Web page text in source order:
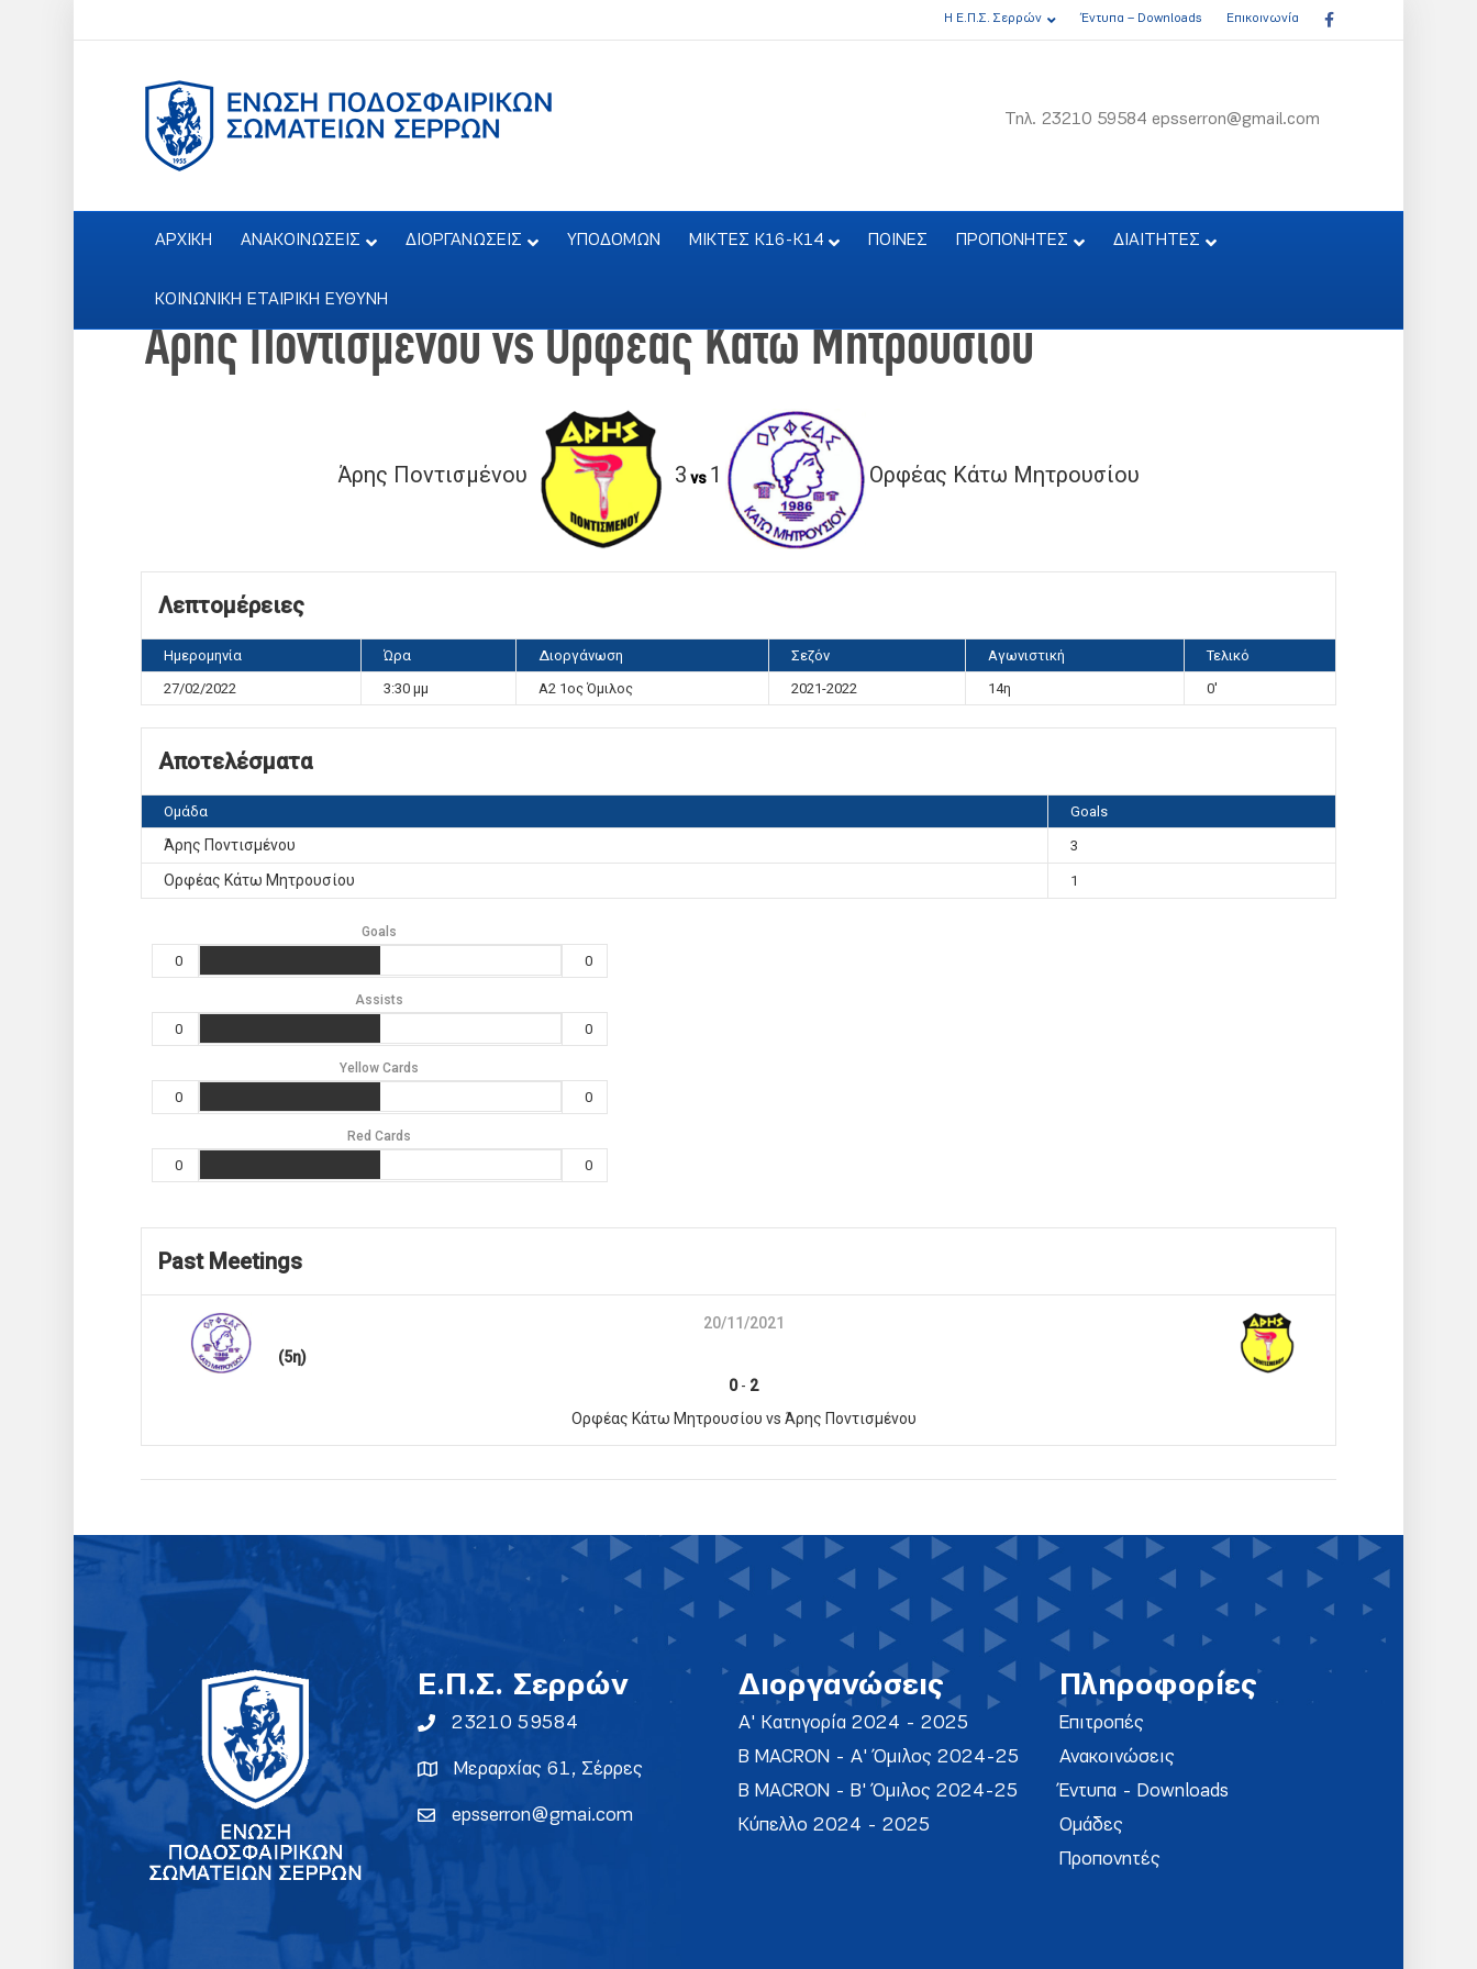
Η Ε.Π.Σ. Σερρών Έντυπα – Downloads Επικοινωνία Facebook
Τηλ. 23210 59584 epsserron@gmail.com
ΑΡΧΙΚΗ ΑΝΑΚΟΙΝΩΣΕΙΣ ΔΙΟΡΓΑΝΩΣΕΙΣ ΥΠΟΔΟΜΩΝ ΜΙΚΤΕΣ Κ16-Κ14 ΠΟΙΝΕΣ ΠΡΟΠΟΝΗΤΕΣ ΔΙΑΙΤΗΤΕΣ
ΚΟΙΝΩΝΙΚΗ ΕΤΑΙΡΙΚΗ ΕΥΘΥΝΗ
Άρης Ποντισμένου vs Ορφέας Κάτω Μητρουσίου
Άρης Ποντισμένου 3 vs 1 Ορφέας Κάτω Μητρουσίου
Λεπτομέρειες
Ημερομηνία Ώρα Διοργάνωση Σεζόν Αγωνιστική
Τελικό
27/02/2022
3:30 μμ Α2 1ος Όμιλος 2021-2022 14η 0'
Αποτελέσματα
Ομάδα Goals
Άρης Ποντισμένου 3
Ορφέας Κάτω Μητρουσίου 1
Goals
0 0
Assists
0 0
Yellow Cards
0 0
Red Cards
0 0
Past Meetings
20/11/2021
(5η)
0- 2
Ορφέας Κάτω Μητρουσίου vs Άρης Ποντισμένου
E.Π.Σ. Σερρών
23210 59584
Μεραρχίας 61, Σέρρες
epsserron@gmai.com
Διοργανώσεις
Α' Κατηγορία 2024 - 2025
Β MACRON - Α' Όμιλος 2024-25
Β MACRON - Β' Όμιλος 2024-25
Κύπελλο 2024 - 2025
Πληροφορίες
Επιτροπές
Ανακοινώσεις
Έντυπα - Downloads
Ομάδες
Προπονητές